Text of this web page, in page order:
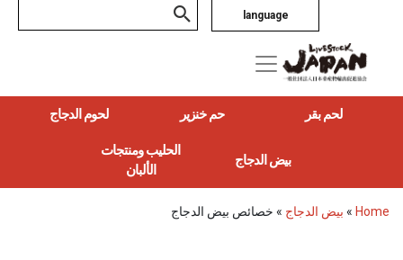
language
لحم بقر حم خنزير لحوم الدجاج
بيض الدجاج
الحليب ومنتجات
الألبان
Home
» بيض الدجاج » خصائص بيض الدجاج